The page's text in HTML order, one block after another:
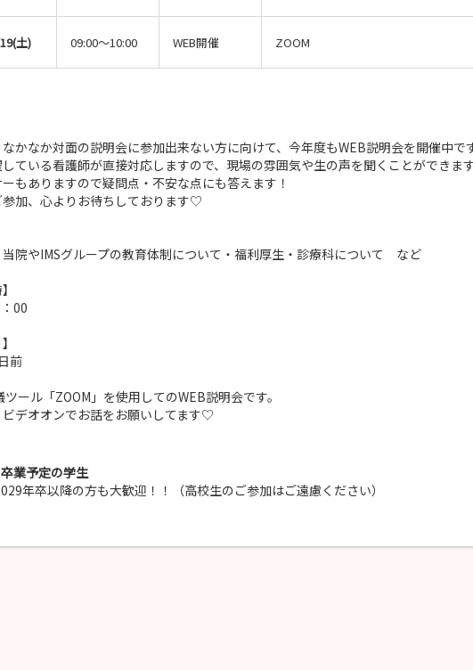
土) 09:00～10:00 WEB開催 ZOOM
かなか対面の説明会に参加出来ない方に向けて、今年度もWEB説明会を開催中で
ている看護師が直接対応しますので、現場の雰囲気や生の声を聞くことができます
もありますので疑問点・不安な点にも答えます！
加、心よりお待ちしております♡
院やIMSグループの教育体制について・福利厚生・診療科について など
00
前
ール「ZOOM」を使用してのWEB説明会です。
デオオンでお話をお願いしてます♡
業予定の学生
年卒以降の方も大歓迎！！（高校生のご参加はご遠慮ください）